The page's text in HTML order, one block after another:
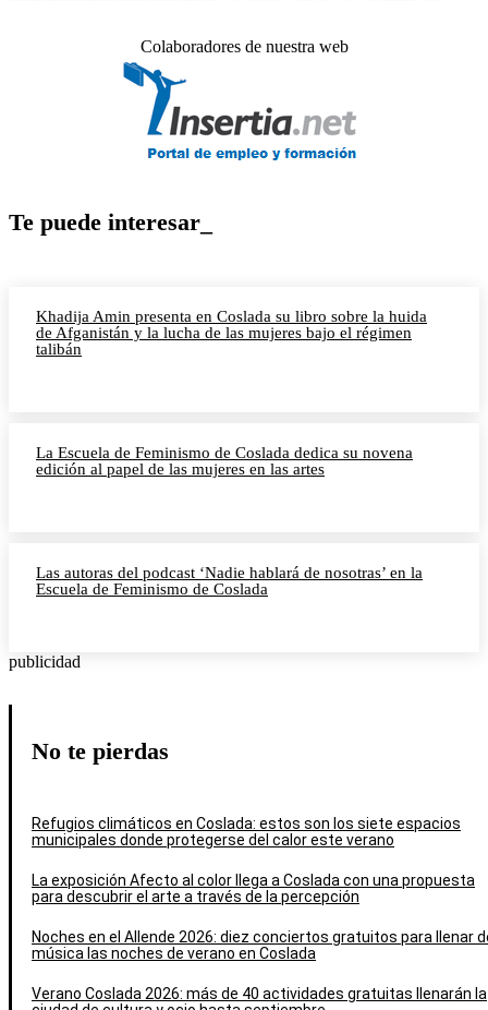
Colaboradores de nuestra web
Te puede interesar_
Khadija Amin presenta en Coslada su libro sobre la huida
de Afganistán y la lucha de las mujeres bajo el régimen
talibán
La Escuela de Feminismo de Coslada dedica su novena
edición al papel de las mujeres en las artes
Las autoras del podcast ‘Nadie hablará de nosotras’ en la
Escuela de Feminismo de Coslada
publicidad
No te pierdas
Refugios climáticos en Coslada: estos son los siete espacios
municipales donde protegerse del calor este verano
La exposición Afecto al color llega a Coslada con una propuesta
para descubrir el arte a través de la percepción
Noches en el Allende 2026: diez conciertos gratuitos para llenar
música las noches de verano en Coslada
Verano Coslada 2026: más de 40 actividades gratuitas llenarán la